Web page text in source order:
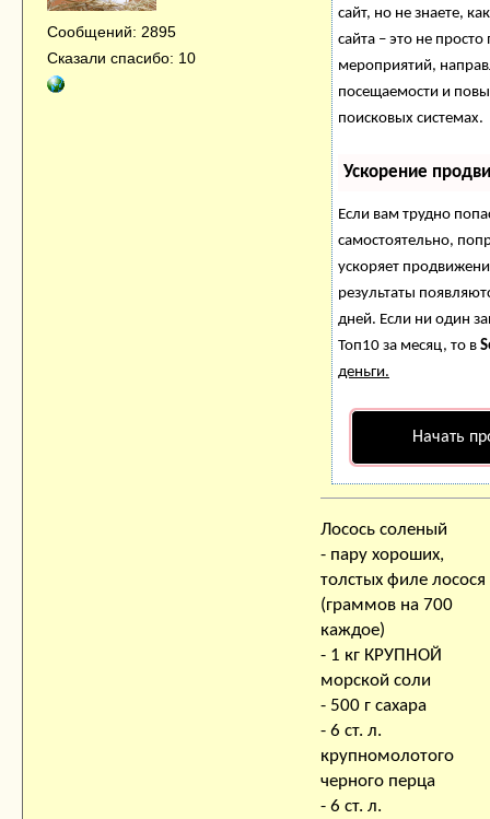
Сообщений: 2895
Сказали спасибо: 10
сайт, но не знаете,
сайта – это не
мероприятий,
посещаемости и
поисковых системах.
Ускорение
Если вам трудно
самостоятельно,
ускоряет
результаты
дней. Если ни один
Топ10 за месяц, то в
деньги.
Начать
Лосось соленый
- пару хороших,
толстых филе лосося
(граммов на 700
каждое)
- 1 кг КРУПНОЙ
морской соли
- 500 г сахара
- 6 ст. л.
крупномолотого
черного перца
- 6 ст. л.